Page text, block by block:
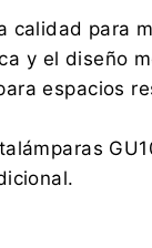
22
Sp. z o.o.
42-600
22
calidad para
y el diseño
espacios